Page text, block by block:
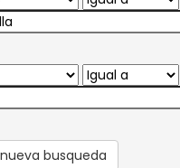
busqueda